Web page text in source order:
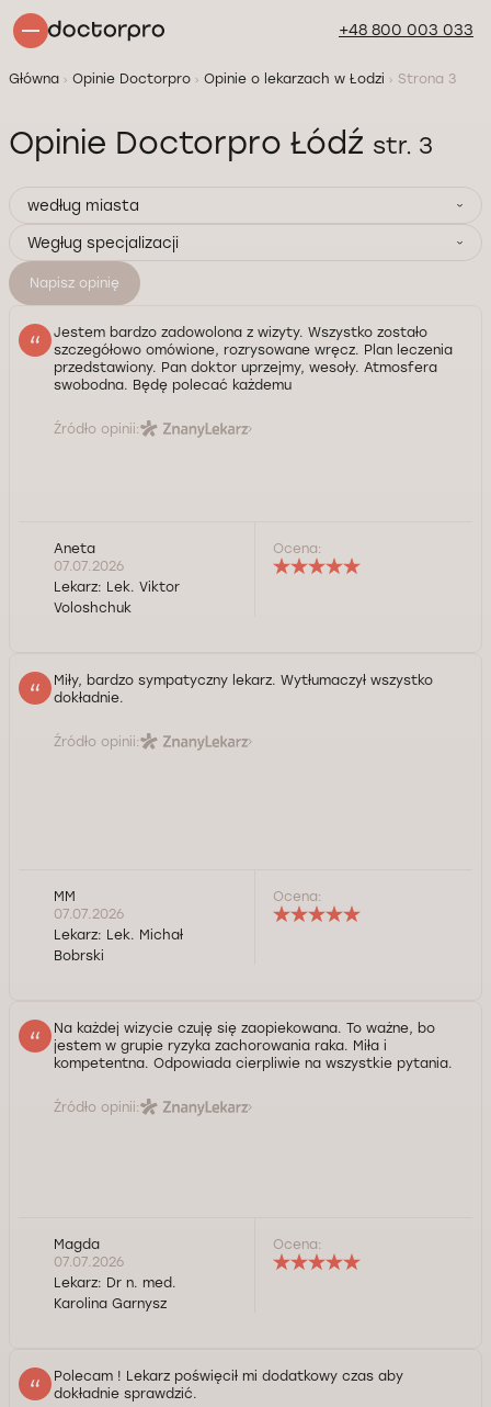
+48 800 003 033
Główna Opinie Doctorpro Opinie o lekarzach w Łodzi Strona 3
Opinie Doctorpro Łódź str. 3
według miasta
Wegług specjalizacji
Napisz opinię
Jestem bardzo zadowolona z wizyty. Wszystko zostało
szczegółowo omówione, rozrysowane wręcz. Plan leczenia
przedstawiony. Pan doktor uprzejmy, wesoły. Atmosfera
swobodna. Będę polecać każdemu
Źródło opinii:
Aneta
07.07.2026
Lekarz: Lek. Viktor
Voloshchuk
Ocena:
Miły, bardzo sympatyczny lekarz. Wytłumaczył wszystko
dokładnie.
Źródło opinii:
MM
07.07.2026
Lekarz: Lek. Michał
Bobrski
Ocena:
Na każdej wizycie czuję się zaopiekowana. To ważne, bo
jestem w grupie ryzyka zachorowania raka. Miła i
kompetentna. Odpowiada cierpliwie na wszystkie pytania.
Źródło opinii:
Magda
07.07.2026
Lekarz: Dr n. med.
Karolina Garnysz
Ocena:
Polecam ! Lekarz poświęcił mi dodatkowy czas aby
dokładnie sprawdzić.